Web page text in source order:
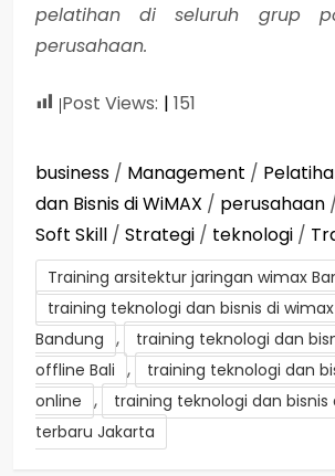
pelatihan di seluruh grup
perusahaan.
Post Views: 151
business / Management /
dan Bisnis di WiMAX / perusahaan
Soft Skill / Strategi / teknologi /
Training arsitektur jaringan wimax
training teknologi dan bisnis di
Bandung ,
training teknologi dan
offline Bali ,
training teknologi dan
online ,
training teknologi dan bisnis
terbaru Jakarta